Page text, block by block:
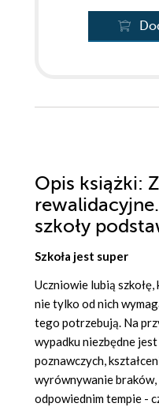
Opis książki:
szkoły
Szkoła jest super
Uczniowie lubią
nie tylko od nich
tego potrzebują. Na
wypadku niezbędne
poznawczych,
wyrównywanie braków,
odpowiednim tempie -